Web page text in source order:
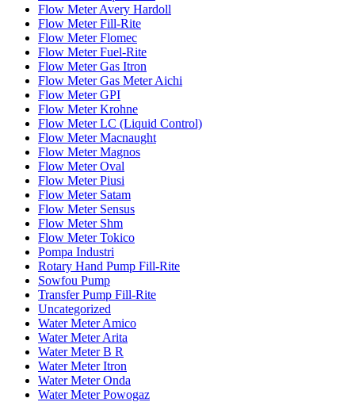
Flow Meter Avery Hardoll
Flow Meter Fill-Rite
Flow Meter Flomec
Flow Meter Fuel-Rite
Flow Meter Gas Itron
Flow Meter Gas Meter Aichi
Flow Meter GPI
Flow Meter Krohne
Flow Meter LC (Liquid Control)
Flow Meter Macnaught
Flow Meter Magnos
Flow Meter Oval
Flow Meter Piusi
Flow Meter Satam
Flow Meter Sensus
Flow Meter Shm
Flow Meter Tokico
Pompa Industri
Rotary Hand Pump Fill-Rite
Sowfou Pump
Transfer Pump Fill-Rite
Uncategorized
Water Meter Amico
Water Meter Arita
Water Meter B R
Water Meter Itron
Water Meter Onda
Water Meter Powogaz